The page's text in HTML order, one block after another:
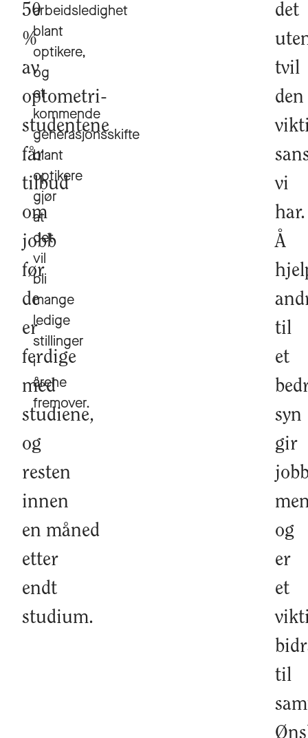
50
%
av
optometri-
studentene
får
tilbud
om
jobb
før
de
er
ferdige
med
studiene,
og
resten
innen
en måned
etter
endt
studium.
arbeidsledighet
blant
optikere,
og
et
kommende
generasjonsskifte
blant
optikere
gjør
at
det
vil
bli
mange
ledige
stillinger
i
årene
fremover.
det
tvil
den
vi
har.
Å
til
et
syn
gir
og
er
et
til